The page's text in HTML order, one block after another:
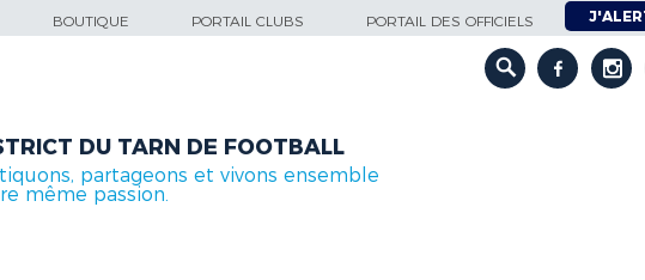
BOUTIQUE PORTAIL CLUBS PORTAIL DES OFFICIELS
DU TARN DE FOOTBALL
partageons et vivons ensemble
même passion.